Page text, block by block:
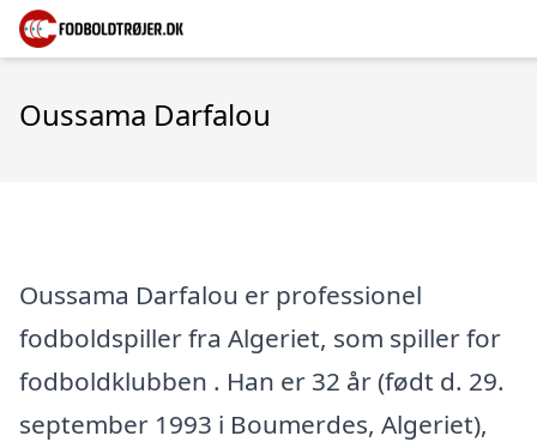
Oussama Darfalou
Oussama Darfalou er professionel
fodboldspiller fra Algeriet, som spiller for
fodboldklubben . Han er 32 år (født d. 29.
september 1993 i Boumerdes, Algeriet),